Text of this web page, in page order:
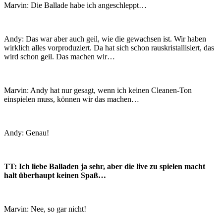
Marvin: Die Ballade habe ich angeschleppt…
Andy: Das war aber auch geil, wie die gewachsen ist. Wir haben
wirklich alles vorproduziert. Da hat sich schon rauskristallisiert, das
wird schon geil. Das machen wir…
Marvin: Andy hat nur gesagt, wenn ich keinen Cleanen-Ton
einspielen muss, können wir das machen…
Andy: Genau!
TT: Ich liebe Balladen ja sehr, aber die live zu spielen macht
halt überhaupt keinen Spaß…
Marvin: Nee, so gar nicht!